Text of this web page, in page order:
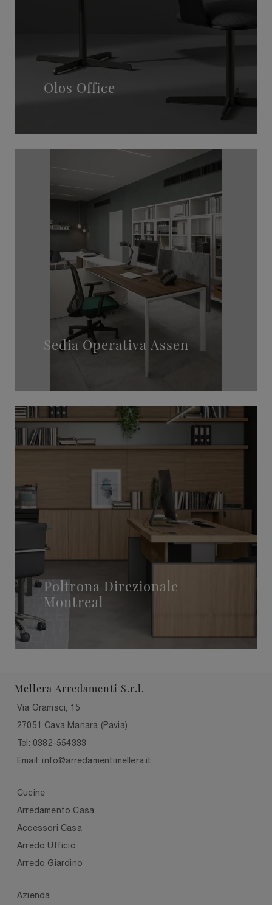
Olos Office
Sedia Operativa Assen
Poltrona Direzionale
Montreal
Mellera Arredamenti S.r.l.
Via Gramsci, 15
27051 Cava Manara (Pavia)
Tel: 0382-554333
Email: info@arredamentimellera.it
Cucine
Arredamento Casa
Accessori Casa
Arredo Ufficio
Arredo Giardino
Azienda